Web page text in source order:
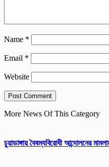
Name *
Email *
Website
More News Of This Category
চুয়াডাঙ্গায় বৈষম্যবিরোধী আন্দোলনের